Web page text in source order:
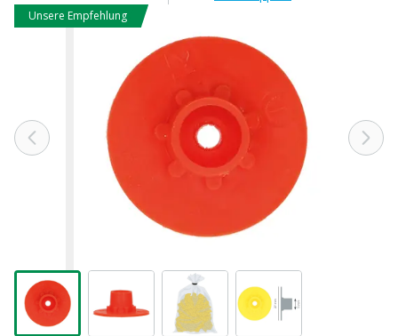
Unsere Empfehlung